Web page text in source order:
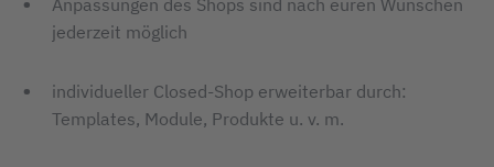
Anpassungen des Shops sind nach euren Wünschen
jederzeit möglich
individueller Closed-Shop erweiterbar durch:
Templates, Module, Produkte u. v. m.